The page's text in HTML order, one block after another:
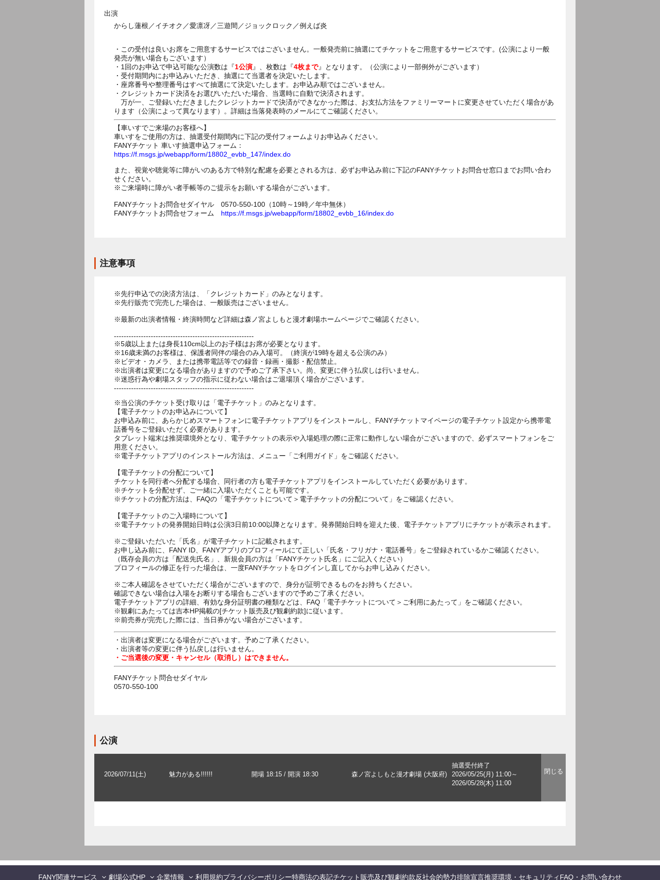
出演
からし蓮根／イチオク／愛凛冴／三遊間／ジョックロック／例えば炎
・この受付は良いお席をご用意するサービスではございません。一般発売前に抽選にてチケットをご用意するサービスです。(公演により一般
発売が無い場合もございます）
・1回のお申込で申込可能な公演数は『1公演』、枚数は『4枚まで』となります。（公演により一部例外がございます）
・受付期間内にお申込みいただき、抽選にて当選者を決定いたします。
・座席番号や整理番号はすべて抽選にて決定いたします。お申込み順ではございません。
・クレジットカード決済をお選びいただいた場合、当選時に自動で決済されます。
万が一、ご登録いただきましたクレジットカードで決済ができなかった際は、お支払方法をファミリーマートに変更させていただく場合があ
ります（公演によって異なります）。詳細は当落発表時のメールにてご確認ください。
【車いすでご来場のお客様へ】
車いすをご使用の方は、抽選受付期間内に下記の受付フォームよりお申込みください。
FANYチケット 車いす抽選申込フォーム：
https://f.msgs.jp/webapp/form/18802_evbb_147/index.do
また、視覚や聴覚等に障がいのある方で特別な配慮を必要とされる方は、必ずお申込み前に下記のFANYチケットお問合せ窓口までお問い合わ
せください。
※ご来場時に障がい者手帳等のご提示をお願いする場合がございます。
FANYチケットお問合せダイヤル 0570-550-100（10時～19時／年中無休）
FANYチケットお問合せフォーム https://f.msgs.jp/webapp/form/18802_evbb_16/index.do
注意事項
※先行申込での決済方法は、「クレジットカード」のみとなります。
※先行販売で完売した場合は、一般販売はございません。
※最新の出演者情報・終演時間など詳細は森ノ宮よしもと漫才劇場ホームページでご確認ください。
---------------------------------------------------------
※5歳以上または身長110cm以上のお子様はお席が必要となります。
※16歳未満のお客様は、保護者同伴の場合のみ入場可。（終演が19時を超える公演のみ）
※ビデオ・カメラ、または携帯電話等での録音・録画・撮影・配信禁止。
※出演者は変更になる場合がありますので予めご了承下さい。尚、変更に伴う払戻しは行いません。
※迷惑行為や劇場スタッフの指示に従わない場合はご退場頂く場合がございます。
---------------------------------------------------------
※当公演のチケット受け取りは「電子チケット」のみとなります。
【電子チケットのお申込みについて】
お申込み前に、あらかじめスマートフォンに電子チケットアプリをインストールし、FANYチケットマイページの電子チケット設定から携帯電
話番号をご登録いただく必要があります。
タブレット端末は推奨環境外となり、電子チケットの表示や入場処理の際に正常に動作しない場合がございますので、必ずスマートフォンをご
用意ください。
※電子チケットアプリのインストール方法は、メニュー「ご利用ガイド」をご確認ください。
【電子チケットの分配について】
チケットを同行者へ分配する場合、同行者の方も電子チケットアプリをインストールしていただく必要があります。
※チケットを分配せず、ご一緒に入場いただくことも可能です。
※チケットの分配方法は、FAQの「電子チケットについて＞電子チケットの分配について」をご確認ください。
【電子チケットのご入場時について】
※電子チケットの発券開始日時は公演3日前10:00以降となります。発券開始日時を迎えた後、電子チケットアプリにチケットが表示されます。
※ご登録いただいた「氏名」が電子チケットに記載されます。
お申し込み前に、FANY ID、FANYアプリのプロフィールにて正しい「氏名・フリガナ・電話番号」をご登録されているかご確認ください。
（既存会員の方は「配送先氏名」、新規会員の方は「FANYチケット氏名」にご記入ください）
プロフィールの修正を行った場合は、一度FANYチケットをログインし直してからお申し込みください。
※ご本人確認をさせていただく場合がございますので、身分が証明できるものをお持ちください。
確認できない場合は入場をお断りする場合もございますので予めご了承ください。
電子チケットアプリの詳細、有効な身分証明書の種類などは、FAQ「電子チケットについて＞ご利用にあたって」をご確認ください。
※観劇にあたっては吉本HP掲載の[チケット販売及び観劇約款]に従います。
※前売券が完売した際には、当日券がない場合がございます。
・出演者は変更になる場合がございます。予めご了承ください。
・出演者等の変更に伴う払戻しは行いません。
・ご当選後の変更・キャンセル（取消し）はできません。
FANYチケット問合せダイヤル
0570-550-100
公演
2026/07/11(土) 魅力がある!!!!!! 開場 18:15 / 開演 18:30 森ノ宮よしもと漫才劇場 (大阪府)
抽選受付終了
2026/05/25(月) 11:00～
2026/05/28(木) 11:00
FANY関連サービス 劇場公式HP 企業情報 利用規約プライバシーポリシー特商法の表記チケット販売及び観劇約款反社会的勢力排除宣言推奨環境・セキュリティ FAQ・お問い合わせ